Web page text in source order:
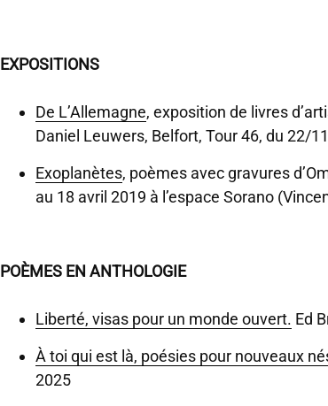
EXPOSITIONS
De L’Allemagne, exposition de livres
Daniel Leuwers, Belfort, Tour 46, du 22/
Exoplanètes, poèmes avec gravures
au 18 avril 2019 à l’espace Sorano
POÈMES EN ANTHOLOGIE
Liberté, visas pour un monde ouvert. Ed
À toi qui est là, poésies pour nouveaux
2025